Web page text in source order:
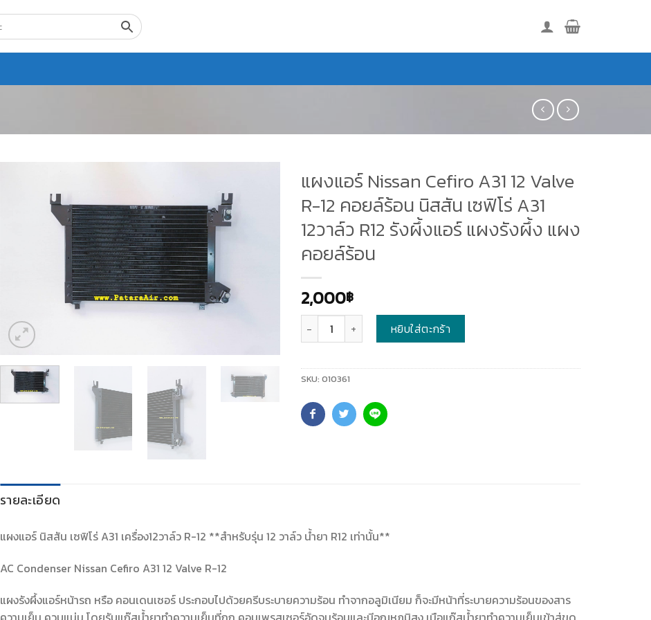
แผงแอร์ Nissan Cefiro A31 12 Valve
R-12 คอยล์ร้อน นิสสัน เซฟิโร่ A31
12วาล์ว R12 รังผึ้งแอร์ แผงรังผึ้ง แผง
คอยล์ร้อน
2,000฿
หยิบใส่ตะกร้า
SKU: 010361
รายละเอียด
แผงแอร์ นิสสัน เซฟิโร่ A31 เครื่อง12วาล์ว R-12 **สำหรับรุ่น 12 วาล์ว น้ำยา R12 เท่านั้น**
AC Condenser Nissan Cefiro A31 12 Valve R-12
แผงรังผึ้งแอร์หน้ารถ หรือ คอนเดนเซอร์ ประกอบไปด้วยครีบระบายความร้อน ทำจากอลูมิเนียม ก็จะมีหน้าที่ระบายความร้อนของสาร